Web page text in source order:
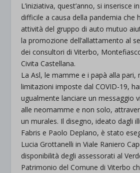
L’iniziativa, quest’anno, si inserisce
difficile a causa della pandemia che
attività del gruppo di auto mutuo
la promozione dell’allattamento al
dei consultori di Viterbo,
Civita Castellana.
La Asl, le mamme e i papà alla pari,
limitazioni imposte dal COVID-19,
ugualmente lanciare un messaggio
alle neomamme e non solo,
un murales. Il disegno, ideato dagli
Fabris e Paolo Deplano, è stato
Lucia Grottanelli in Viale Raniero
disponibilità degli assessorati al
Patrimonio del Comune di Viterbo